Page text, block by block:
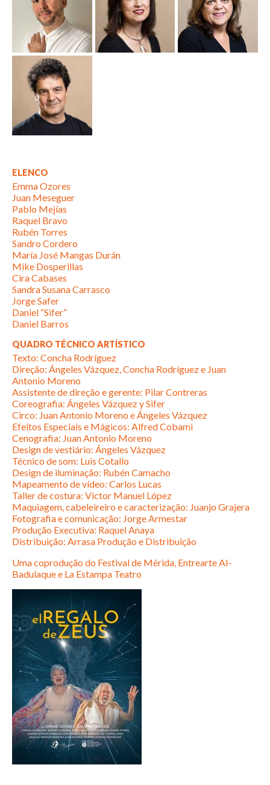
ELENCO
Emma Ozores
Juan Meseguer
Pablo Mejías
Raquel Bravo
Rubén Torres
Sandro Cordero
María José Mangas Durán
Mike Dosperillas
Cira Cabases
Sandra Susana Carrasco
Jorge Safer
Daniel “Sifer”
Daniel Barros
QUADRO TÉCNICO ARTÍSTICO
Texto: Concha Rodríguez
Direção: Ángeles Vázquez, Concha Rodríguez e Juan
Antonio Moreno
Assistente de direção e gerente: Pilar Contreras
Coreografia: Ángeles Vázquez y Sifer
Circo: Juan Antonio Moreno e Ángeles Vázquez
Efeitos Especiais e Mágicos: Alfred Cobami
Cenografia: Juan Antonio Moreno
Design de vestiário: Ángeles Vázquez
Técnico de som: Luis Cotallo
Design de iluminação: Rubén Camacho
Mapeamento de vídeo: Carlos Lucas
Taller de costura: Victor Manuel López
Maquiagem, cabeleireiro e caracterização: Juanjo Grajera
Fotografia e comunicação: Jorge Armestar
Produção Executiva: Raquel Anaya
Distribuição: Arrasa Produção e Distribuição
Uma coprodução do Festival de Mérida, Entrearte Al-
Badulaque e La Estampa Teatro